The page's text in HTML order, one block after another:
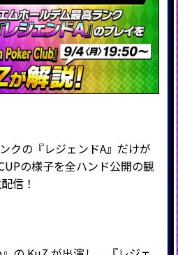
クの『レジェンドA』だけが
の様子を全ハンド公開の観
信！